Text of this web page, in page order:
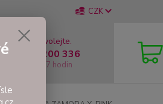
CZK
si rady? Zavolejte.
737 200 336
Pátek: 8 - 17 hodin